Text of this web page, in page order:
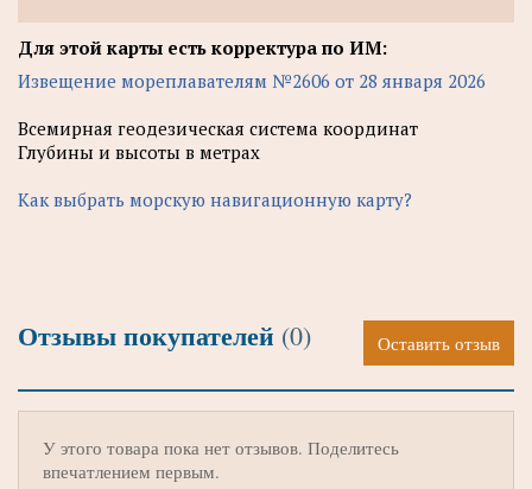
Для этой карты есть корректура по ИМ:
Извещение мореплавателям №2606 от 28 января 2026
Всемирная геодезическая система координат
Глубины и высоты в метрах
Как выбрать морскую навигационную карту?
Отзывы покупателей (0) Оставить отзыв
У этого товара пока нет отзывов. Поделитесь
впечатлением первым.